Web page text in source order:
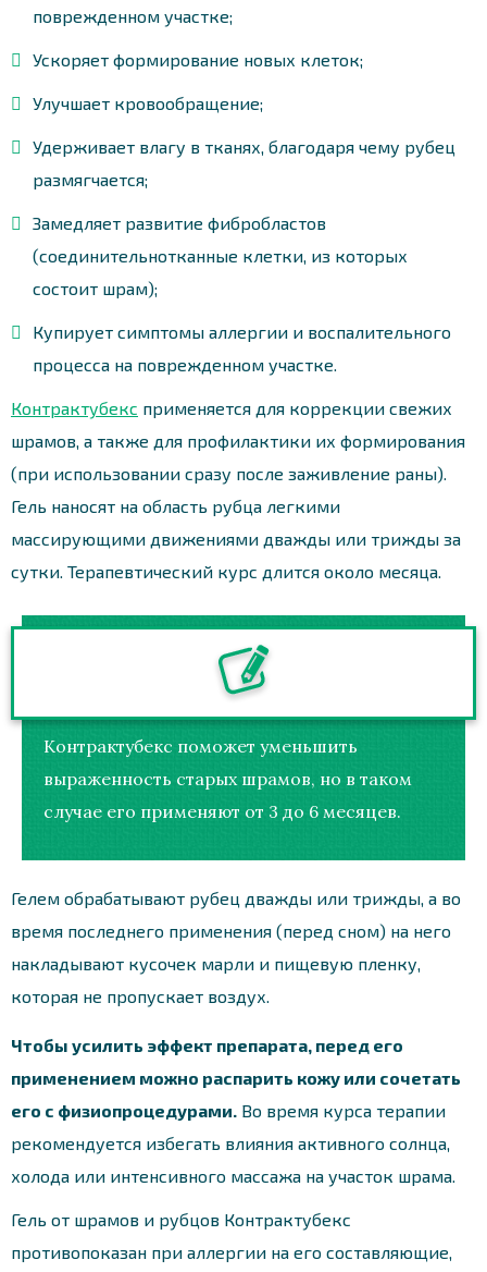
поврежденном участке;
Ускоряет формирование новых клеток;
Улучшает кровообращение;
Удерживает влагу в тканях, благодаря чему рубец
размягчается;
Замедляет развитие фибробластов
(соединительнотканные клетки, из которых
состоит шрам);
Купирует симптомы аллергии и воспалительного
процесса на поврежденном участке.
Контрактубекс применяется для коррекции свежих
шрамов, а также для профилактики их формирования
(при использовании сразу после заживление раны).
Гель наносят на область рубца легкими
массирующими движениями дважды или трижды за
сутки. Терапевтический курс длится около месяца.
Контрактубекс поможет уменьшить
выраженность старых шрамов, но в таком
случае его применяют от 3 до 6 месяцев.
Гелем обрабатывают рубец дважды или трижды, а во
время последнего применения (перед сном) на него
накладывают кусочек марли и пищевую пленку,
которая не пропускает воздух.
Чтобы усилить эффект препарата, перед его
применением можно распарить кожу или сочетать
его с физиопроцедурами. Во время курса терапии
рекомендуется избегать влияния активного солнца,
холода или интенсивного массажа на участок шрама.
Гель от шрамов и рубцов Контрактубекс
противопоказан при аллергии на его составляющие,